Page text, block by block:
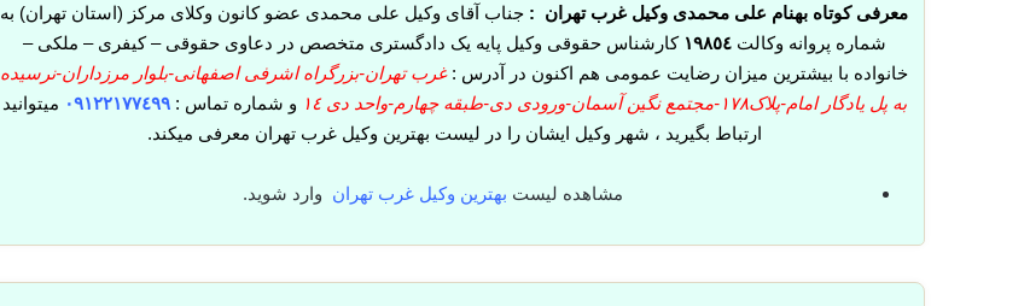
معرفی کوتاه بهنام علی محمدی وکیل غرب تهران : جناب آقای وکیل علی محمدی عضو کانون وکلای مرکز (استان تهران) به
شماره پروانه وکالت١٩٨٥٤ کارشناس حقوقی وکیل پایه یک دادگستری متخصص در دعاوی حقوقی – کیفری – ملکی –
خانواده با بیشترین میزان رضایت عمومی هم اکنون در آدرس :غرب تهران-بزرگراه اشرفی اصفهانی-بلوار مرزداران-نرسیده
به پل یادگار امام-پلاک١٧٨-مجتمع نگین آسمان-ورودی دی-طبقه چهارم-واحد دی ١٤
و شماره تماس :٠٩١٢٢١٧٧٤٩٩ میتوانید
ارتباط بگیرید ، شهر وکیل ایشان را در لیست بهترین وکیل غرب تهران معرفی میکند.
مشاهده لیست بهترین وکیل غرب تهران وارد شوید.